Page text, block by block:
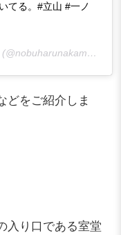
てる。#立山 #一ノ
(@nobuharunakamura) on
どをご紹介しま
入り口である室堂